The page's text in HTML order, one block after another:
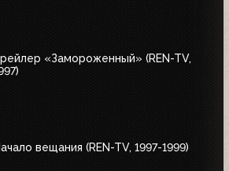
«Замороженный» (REN-TV,
вещания (REN-TV, 1997-1999)